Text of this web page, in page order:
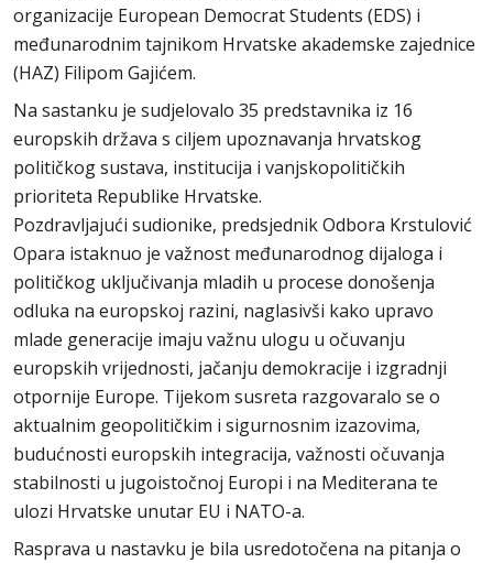
organizacije European Democrat Students (EDS) i
međunarodnim tajnikom Hrvatske akademske zajednice
(HAZ) Filipom Gajićem.
Na sastanku je sudjelovalo 35 predstavnika iz 16
europskih država s ciljem upoznavanja hrvatskog
političkog sustava, institucija i vanjskopolitičkih
prioriteta Republike Hrvatske.
Pozdravljajući sudionike, predsjednik Odbora Krstulović
Opara istaknuo je važnost međunarodnog dijaloga i
političkog uključivanja mladih u procese donošenja
odluka na europskoj razini, naglasivši kako upravo
mlade generacije imaju važnu ulogu u očuvanju
europskih vrijednosti, jačanju demokracije i izgradnji
otpornije Europe. Tijekom susreta razgovaralo se o
aktualnim geopolitičkim i sigurnosnim izazovima,
budućnosti europskih integracija, važnosti očuvanja
stabilnosti u jugoistočnoj Europi i na Mediterana te
ulozi Hrvatske unutar EU i NATO-a.
Rasprava u nastavku je bila usredotočena na pitanja o